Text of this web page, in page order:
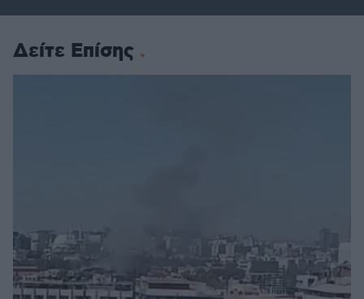
Δείτε Επίσης